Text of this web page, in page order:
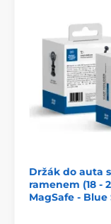
Držák do auta
ramenem (18 -
MagSafe - Blue